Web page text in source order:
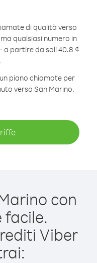
di qualità verso
qualsiasi numero in
a partire da soli 40.8 ¢
piano chiamate per
verso San Marino.
con
facile.
Viber